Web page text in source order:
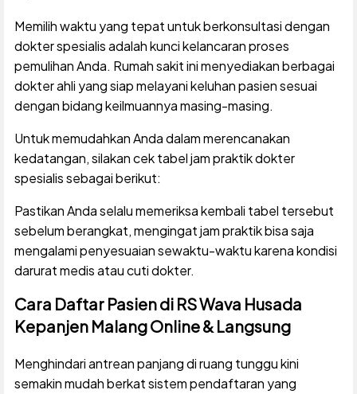
Memilih waktu yang tepat untuk berkonsultasi dengan
dokter spesialis adalah kunci kelancaran proses
pemulihan Anda. Rumah sakit ini menyediakan berbagai
dokter ahli yang siap melayani keluhan pasien sesuai
dengan bidang keilmuannya masing-masing.
Untuk memudahkan Anda dalam merencanakan
kedatangan, silakan cek tabel jam praktik dokter
spesialis sebagai berikut:
Pastikan Anda selalu memeriksa kembali tabel tersebut
sebelum berangkat, mengingat jam praktik bisa saja
mengalami penyesuaian sewaktu-waktu karena kondisi
darurat medis atau cuti dokter.
Cara Daftar Pasien di RS Wava Husada
Kepanjen Malang Online & Langsung
Menghindari antrean panjang di ruang tunggu kini
semakin mudah berkat sistem pendaftaran yang